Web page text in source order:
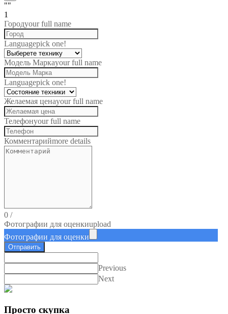
""
1
Городyour full name
Languagepick one!
Модель Маркаyour full name
Languagepick one!
Желаемая ценаyour full name
Телефонyour full name
Комментарийmore details
0 /
Фотографии для оценкиupload
Фотографии для оценки
Отправить
Previous
Next
Просто скупка